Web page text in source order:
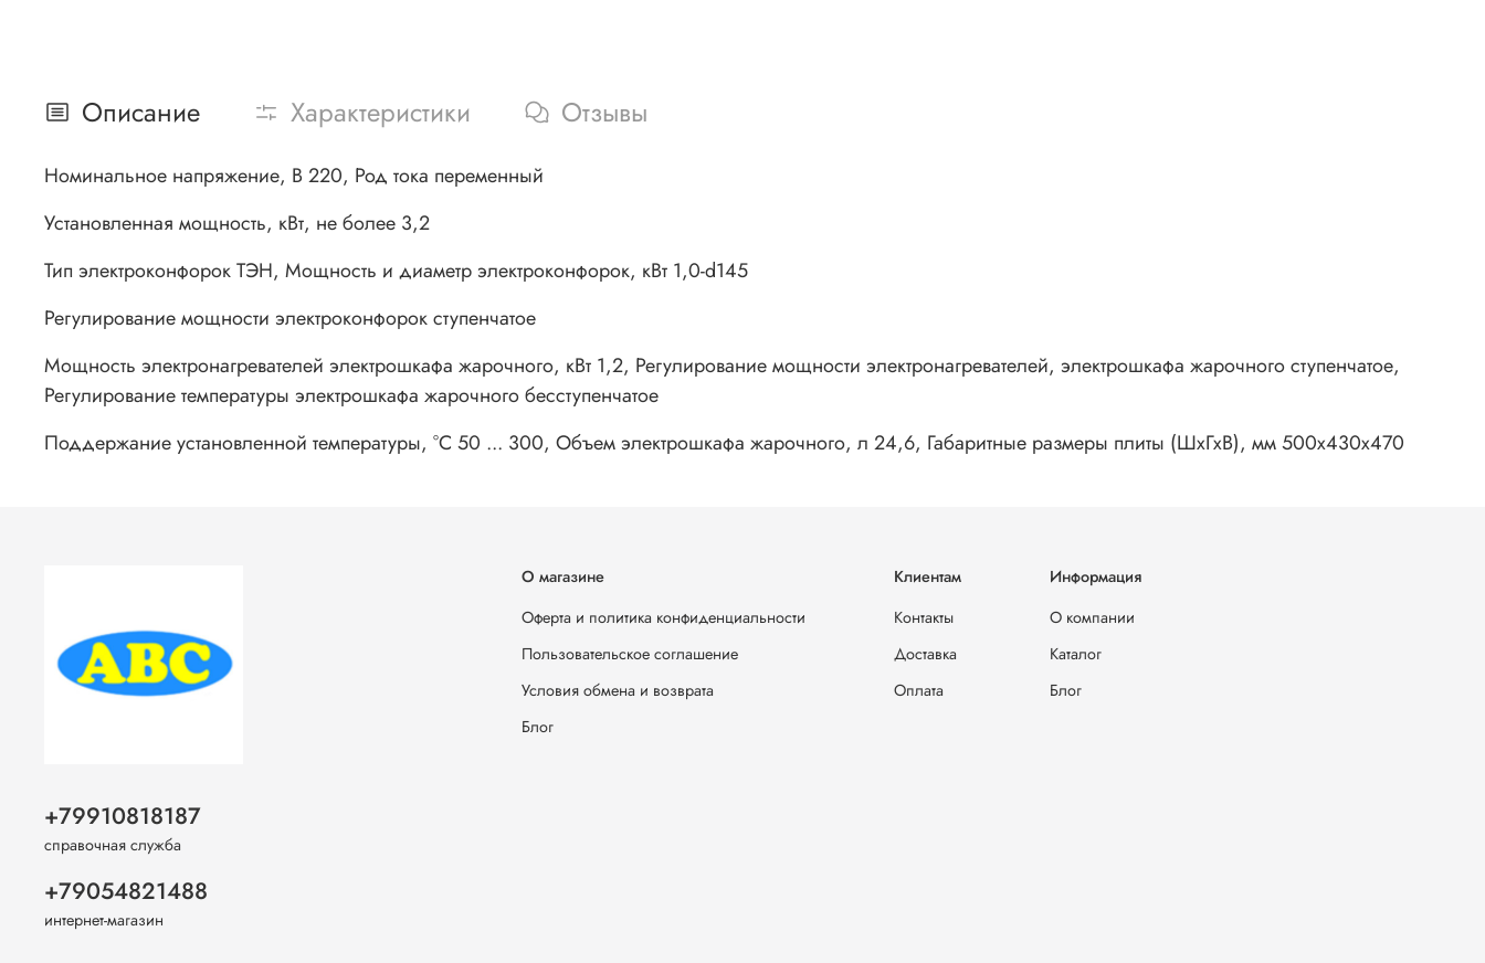
Описание Характеристики Отзывы
Номинальное напряжение, В 220, Род тока переменный
Установленная мощность, кВт, не более 3,2
Тип электроконфорок ТЭН, Мощность и диаметр электроконфорок, кВт 1,0-d145
Регулирование мощности электроконфорок ступенчатое
Мощность электронагревателей электрошкафа жарочного, кВт 1,2, Регулирование мощности электронагревателей, электрошкафа жарочного ступенчатое,
Регулирование температуры электрошкафа жарочного бесступенчатое
Поддержание установленной температуры, °С 50 ... 300, Объем электрошкафа жарочного, л 24,6, Габаритные размеры плиты (ШхГхВ), мм 500х430х470
О магазине
Оферта и политика конфиденциальности
Пользовательское соглашение
Условия обмена и возврата
Блог
Клиентам
Контакты
Доставка
Оплата
Информация
О компании
Каталог
Блог
+79910818187
справочная служба
+79054821488
интернет-магазин